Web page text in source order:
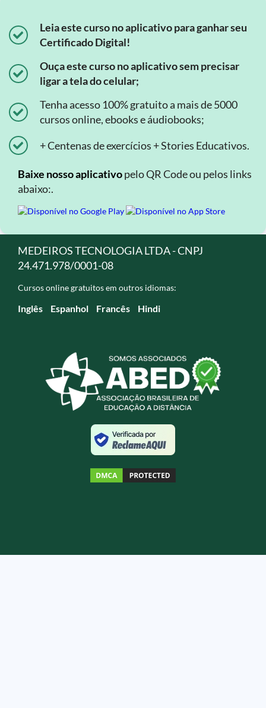
Leia este curso no aplicativo para ganhar seu
Certificado Digital!
Ouça este curso no aplicativo sem precisar
ligar a tela do celular;
Tenha acesso 100% gratuito a mais de 5000
cursos online, ebooks e áudiobooks;
+ Centenas de exercícios + Stories Educativos.
Baixe nosso aplicativopelo QR Code ou pelos links
abaixo:.
MEDEIROS TECNOLOGIA LTDA - CNPJ
24.471.978/0001-08
Cursos online gratuitos em outros idiomas:
Inglês Espanhol Francês Hindi